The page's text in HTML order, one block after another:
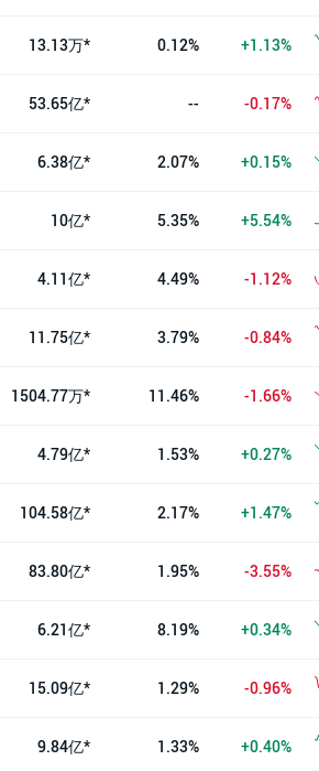
13.13万* 0.12% +1.13%
53.65亿* -- -0.17%
6.38亿* 2.07% +0.15%
10亿* 5.35% +5.54%
4.11亿* 4.49% -1.12%
11.75亿* 3.79% -0.84%
1504.77万* 11.46% -1.66%
4.79亿* 1.53% +0.27%
104.58亿* 2.17% +1.47%
83.80亿* 1.95% -3.55%
6.21亿* 8.19% +0.34%
15.09亿* 1.29% -0.96%
9.84亿* 1.33% +0.40%